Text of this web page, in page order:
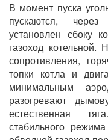
В момент пуска
пускаются,
установлен сбоку
газоход
сопротивления,
топки котла и
минимальным
разогревают
естественная
стабильного